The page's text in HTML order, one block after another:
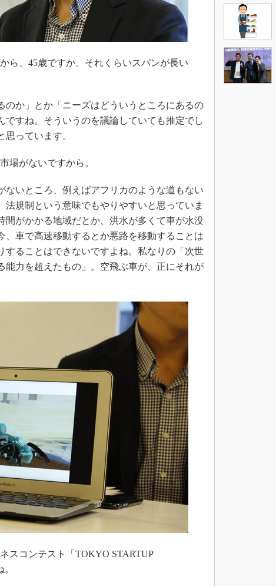
ら、45歳ですか。それくらいスパンが長い
か」とか「ニーズはどういうところにあるの
すね。そういうのを議論していても推定でし
っています。
場がないですから。
いところ、例えばアフリカのような道もない
規制という意味でもやりやすいと思っていま
間がかかる地域だとか、洪水が多くて車が水没
、車で高速移動するとか悪路を移動することは
することはできないですよね。私なりの「次世
能力を超えたもの」。空飛ぶ車が、正にそれが
スコンテスト「TOKYO STARTUP